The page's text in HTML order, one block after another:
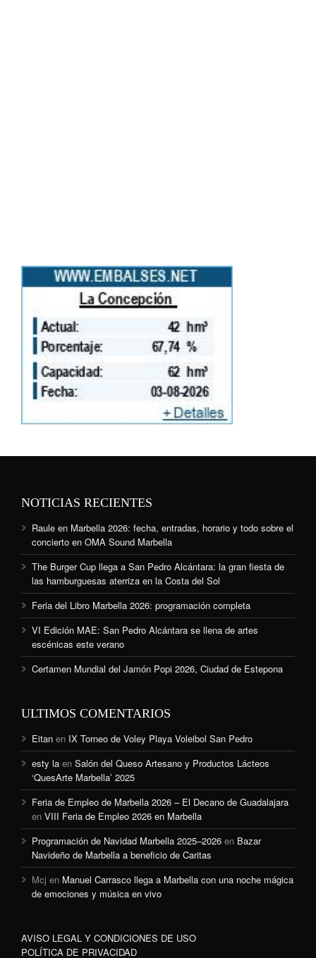
NOTICIAS RECIENTES
Raule en Marbella 2026: fecha, entradas, horario y todo sobre el
concierto en OMA Sound Marbella
The Burger Cup llega a San Pedro Alcántara: la gran fiesta de
las hamburguesas aterriza en la Costa del Sol
Feria del Libro Marbella 2026: programación completa
VI Edición MAE: San Pedro Alcántara se llena de artes
escénicas este verano
Certamen Mundial del Jamón Popi 2026, Ciudad de Estepona
ULTIMOS COMENTARIOS
Eitan en IX Torneo de Voley Playa Voleibol San Pedro
esty la en Salón del Queso Artesano y Productos Lácteos
‘QuesArte Marbella’ 2025
Feria de Empleo de Marbella 2026 – El Decano de Guadalajara
en VIII Feria de Empleo 2026 en Marbella
Programación de Navidad Marbella 2025–2026 en Bazar
Navideño de Marbella a beneficio de Caritas
Mcj en Manuel Carrasco llega a Marbella con una noche mágica
de emociones y música en vivo
AVISO LEGAL Y CONDICIONES DE USO
POLÍTICA DE PRIVACIDAD